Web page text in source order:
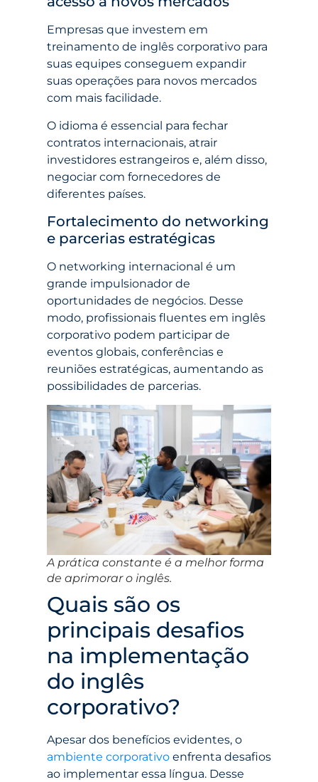
Empresas que investem em
treinamento de inglês corporativo para
suas equipes conseguem expandir
suas operações para novos mercados
com mais facilidade.
O idioma é essencial para fechar
contratos internacionais, atrair
investidores estrangeiros e, além disso,
negociar com fornecedores de
diferentes países.
Fortalecimento do networking
e parcerias estratégicas
O networking internacional é um
grande impulsionador de
oportunidades de negócios. Desse
modo, profissionais fluentes em inglês
corporativo podem participar de
eventos globais, conferências e
reuniões estratégicas, aumentando as
possibilidades de parcerias.
A prática constante é a melhor forma
de aprimorar o inglês.
Quais são os
principais desafios
na implementação
do inglês
corporativo?
Apesar dos benefícios evidentes, o
ambiente corporativo enfrenta desafios
ao implementar essa língua. Desse